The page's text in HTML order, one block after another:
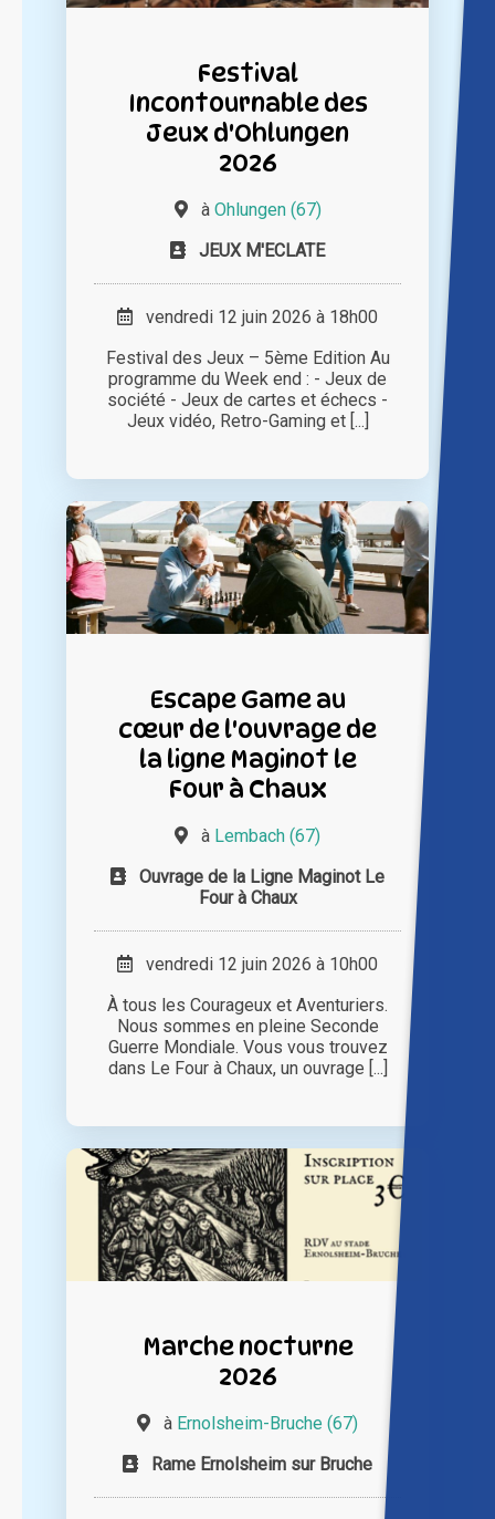
Festival
Incontournable des
Jeux d'Ohlungen
2026
à Ohlungen (67)
JEUX M'ECLATE
vendredi 12 juin 2026 à 18h00
Festival des Jeux – 5ème Edition Au
programme du Week end : - Jeux de
société - Jeux de cartes et échecs -
Jeux vidéo, Retro-Gaming et [...]
Escape Game au
cœur de l'ouvrage de
la ligne Maginot le
Four à Chaux
à Lembach (67)
Ouvrage de la Ligne Maginot Le
Four à Chaux
vendredi 12 juin 2026 à 10h00
À tous les Courageux et Aventuriers.
Nous sommes en pleine Seconde
Guerre Mondiale. Vous vous trouvez
dans Le Four à Chaux, un ouvrage [...]
Marche nocturne
2026
à Ernolsheim-Bruche (67)
Rame Ernolsheim sur Bruche